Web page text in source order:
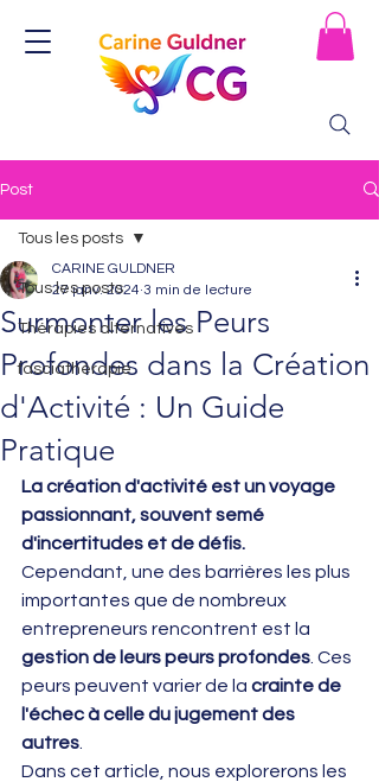
Post
Tous les posts
Thérapies alternatives
fasciathérapie
Tous les posts
Surmonter les Peurs
Profondes dans la Création
d'Activité : Un Guide
Pratique
CARINE GULDNER
27 janv. 2024 3 min de lecture
La création d'activité est un voyage
passionnant, souvent semé
d'incertitudes et de défis.
Cependant, une des barrières les plus
importantes que de nombreux
entrepreneurs rencontrent est la
gestion de leurs peurs profondes . Ces
peurs peuvent varier de la crainte de
l'échec à celle du jugement des
autres
Dans cet article, nous explorerons les